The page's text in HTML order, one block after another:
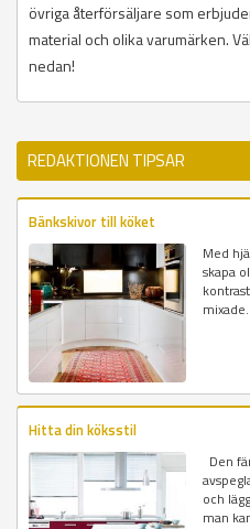
övriga återförsäljare som
material och olika varumärken.
nedan!
REDAKTIONEN TIPSAR
Bänkskivor till köket
Med
skapa
Hitta din köksstil
Den
och
man